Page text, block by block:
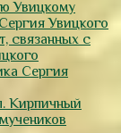
Увицкому
Увицкого
связанных с
Сергия
Кирпичный